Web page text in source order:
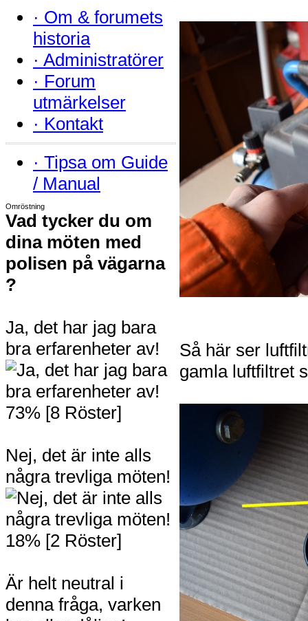
· Om & forumets
historia
· Administratörer
· Forum
utmärkelser
· Kontakt
· Tipsa om Guide
/ Manual
Omröstning
Vad tycker du om
dina möten med
polisen på vägarna
?
Ja, det har jag bara
bra erfarenheter av!
73% [8 Röster]
Nej, det är inte alls
några trevliga möten!
18% [2 Röster]
Är helt neutral i
denna fråga, varken
Så här ser
gamla luftfiltret